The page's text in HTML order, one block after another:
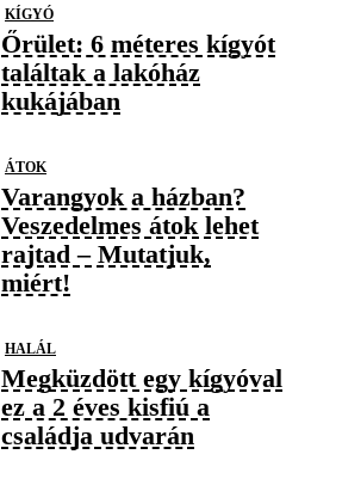
KÍGYÓ
Őrület: 6 méteres kígyót
találtak a lakóház
kukájában
ÁTOK
Varangyok a házban?
Veszedelmes átok lehet
rajtad – Mutatjuk,
miért!
HALÁL
Megküzdött egy kígyóval
ez a 2 éves kisfiú a
családja udvarán